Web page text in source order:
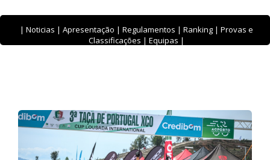
| Noticias | Apresentação | Regulamentos | Ranking | Provas e
Classificações | Equipas |